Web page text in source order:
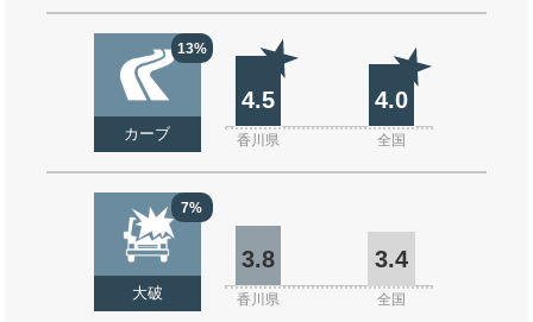
13%
カーブ
4.5 4.0
香川県 全国
7%
大破
3.8 3.4
香川県 全国